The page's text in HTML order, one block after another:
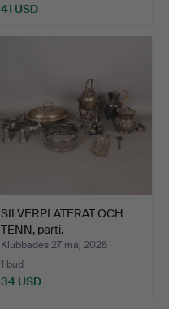
41 USD
SILVERPLÄTERAT OCH
TENN, parti.
Klubbades 27 maj 2026
1 bud
34 USD